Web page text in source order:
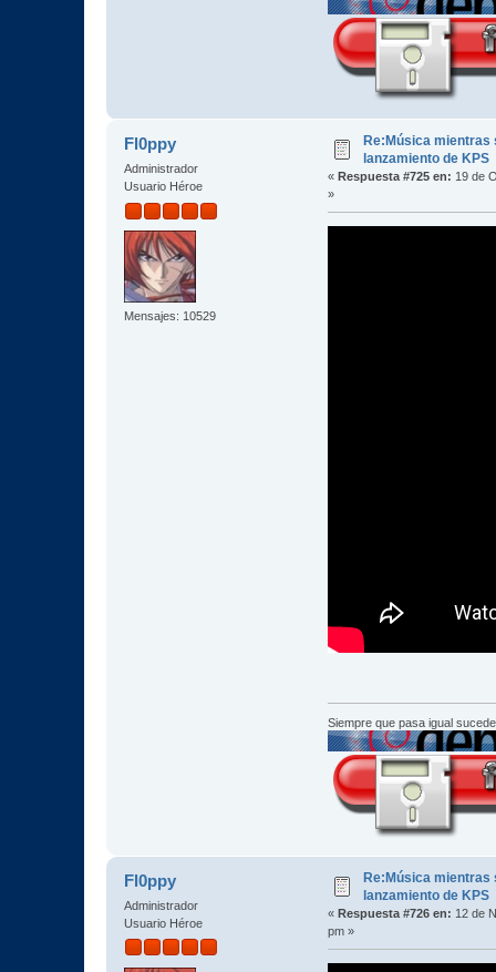
Fl0ppy
Administrador
Usuario Héroe
Mensajes: 10529
Re:Música mientras
lanzamiento de KPS
« Respuesta #725 en: 19 de
»
Siempre que pasa igual
Fl0ppy
Administrador
Usuario Héroe
Re:Música mientras
lanzamiento de KPS
« Respuesta #726 en: 12 de
pm »